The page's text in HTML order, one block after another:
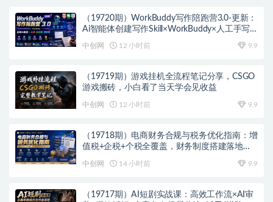
（19720期）WorkBuddy写作陪跑营3.0-更新：
Ai智能体创建写作Skill×WorkBuddy×人工手写
中创网 12 小时前 9.9
（19719期）游戏挂机全流程笔记分享，CSGO
游戏搬砖，小白看了当天学会见收益
中创网 12 小时前 9.9
（19718期）电商财务合规与税务优化指南：增
值税+企税+个税全覆盖，财务制度搭建落地纳
中创网 14 小时前 9.9
（19717期）AI短剧实战课：高效工作流×AI审